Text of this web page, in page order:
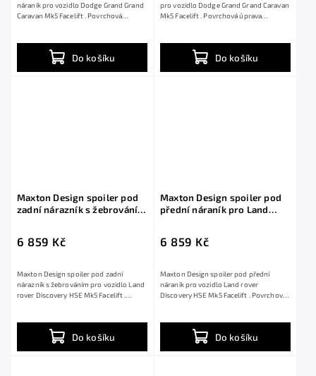
Do košíku
náraník pro vozidlo Dodge Grand Grand
Caravan Mk5 Facelift . Povrchová
Do košíku
pro vozidlo Dodge Grand Grand Caravan
Mk5 Facelift . Povrchová úprava
Maxton Design spoiler pod
zadní nárazník s žebrováním
lesklý plast ABS
6 859 Kč
Do košíku
Maxton Design spoiler pod zadní
nárazník s žebrováním pro vozidlo Land
rover Discovery HSE Mk5 Facelift .
Maxton Design spoiler pod
přední náraník pro Land
ABS
6 859 Kč
Do košíku
Maxton Design spoiler pod přední
náraník pro vozidlo Land rover
Discovery HSE Mk5 Facelift . Povrchová